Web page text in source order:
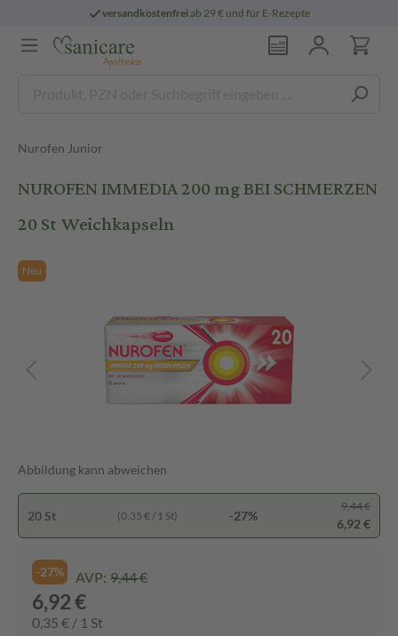
versandkostenfreiab 29 € und für E-Rezepte
Nurofen Junior
NUROFEN IMMEDIA 200 mg BEI SCHMERZEN
20 St Weichkapseln
Neu
Abbildung kann abweichen
20 St (0,35 € / 1 St) -27%
9,44 €
6,92 €
-27% AVP: 9,44 €
6,92 €
0,35 € / 1 St